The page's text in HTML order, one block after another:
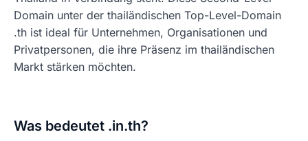
Domain unter der thailändischen Top-Level-Domain
.th ist ideal für Unternehmen, Organisationen und
Privatpersonen, die ihre Präsenz im thailändischen
Markt stärken möchten.
Was bedeutet .in.th?